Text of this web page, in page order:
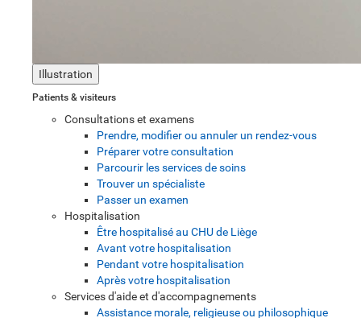
Illustration
Patients & visiteurs
Consultations et examens
Prendre, modifier ou annuler un rendez-vous
Préparer votre consultation
Parcourir les services de soins
Trouver un spécialiste
Passer un examen
Hospitalisation
Être hospitalisé au CHU de Liège
Avant votre hospitalisation
Pendant votre hospitalisation
Après votre hospitalisation
Services d'aide et d'accompagnements
Assistance morale, religieuse ou philosophique